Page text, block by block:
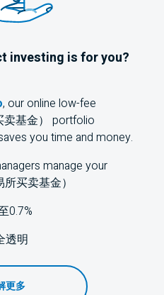
investing is for you?
, our online low-fee
基金） portfolio
you time and money.
manage your
买卖基金）
0.7%
透明
更多